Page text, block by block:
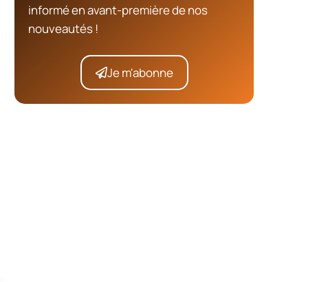
informé en avant-première de nos
nouveautés !
Je m'abonne